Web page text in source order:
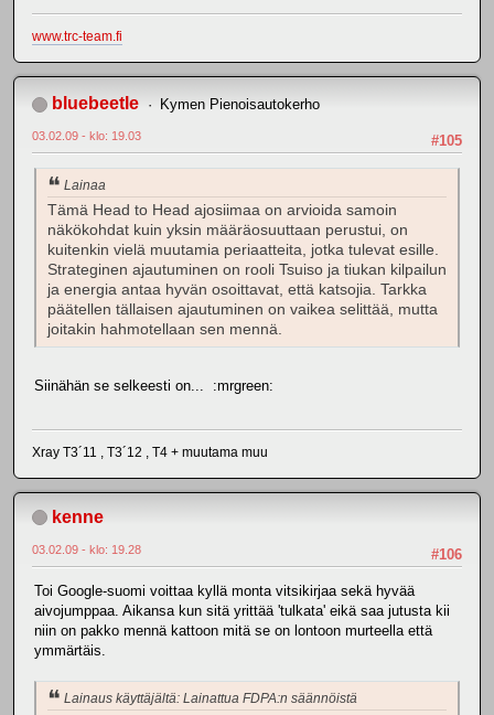
www.trc-team.fi
bluebeetle Kymen Pienoisautokerho
#105
03.02.09 - klo: 19.03
Lainaa
Tämä Head to Head ajosiimaa on arvioida samoin
näkökohdat kuin yksin määräosuuttaan perustui, on
kuitenkin vielä muutamia periaatteita, jotka tulevat esille.
Strateginen ajautuminen on rooli Tsuiso ja tiukan kilpailun
ja energia antaa hyvän osoittavat, että katsojia. Tarkka
päätellen tällaisen ajautuminen on vaikea selittää, mutta
joitakin hahmotellaan sen mennä.
Siinähän se selkeesti on... :mrgreen:
Xray T3´11 , T3´12 , T4 + muutama muu
kenne
#106
03.02.09 - klo: 19.28
Toi Google-suomi voittaa kyllä monta vitsikirjaa sekä hyvää
aivojumppaa. Aikansa kun sitä yrittää 'tulkata' eikä saa jutusta kii
niin on pakko mennä kattoon mitä se on lontoon murteella että
ymmärtäis.
Lainaus käyttäjältä: Lainattua FDPA:n säännöistä